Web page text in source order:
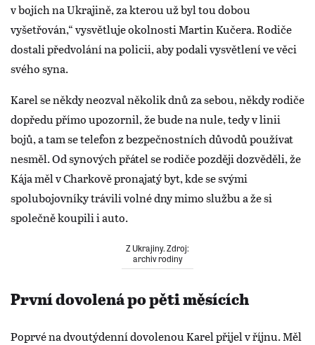
v bojích na Ukrajině, za kterou už byl tou dobou
vyšetřován,“ vysvětluje okolnosti Martin Kučera. Rodiče
dostali předvolání na policii, aby podali vysvětlení ve věci
svého syna.
Karel se někdy neozval několik dnů za sebou, někdy rodiče
dopředu přímo upozornil, že bude na nule, tedy v linii
bojů, a tam se telefon z bezpečnostních důvodů používat
nesměl. Od synových přátel se rodiče později dozvěděli, že
Kája měl v Charkově pronajatý byt, kde se svými
spolubojovníky trávili volné dny mimo službu a že si
společně koupili i auto.
Z Ukrajiny. Zdroj:
archiv rodiny
První dovolená po pěti měsících
Poprvé na dvoutýdenní dovolenou Karel přijel v říjnu. Měl